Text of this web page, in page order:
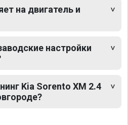
на двигатель и
настройки
Kia Sorento XM 2.4